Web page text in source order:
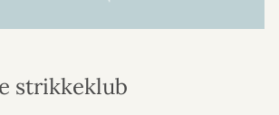
strikkeklub